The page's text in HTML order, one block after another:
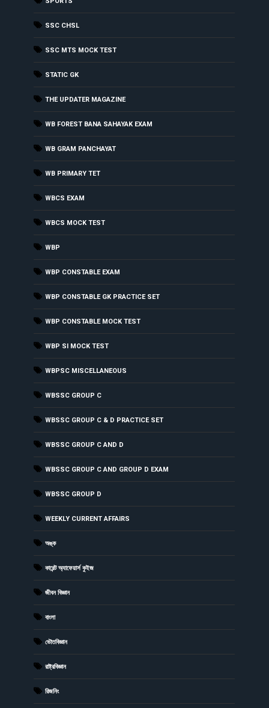
SSC CHSL
SSC MTS MOCK TEST
STATIC GK
THE UPDATER MAGAZINE
WB FOREST BANA SAHAYAK EXAM
WB GRAM PANCHAYAT
WB PRIMARY TET
WBCS EXAM
WBCS MOCK TEST
WBP
WBP CONSTABLE EXAM
WBP CONSTABLE GK PRACTICE SET
WBP CONSTABLE MOCK TEST
WBP SI MOCK TEST
WBPSC MISCELLANEOUS
WBSSC GROUP C
WBSSC GROUP C & D PRACTICE SET
WBSSC GROUP C AND D
WBSSC GROUP C AND GROUP D EXAM
WBSSC GROUP D
WEEKLY CURRENT AFFAIRS
অঙ্ক
কারেন্ট অ্যাফেয়ার্স কুইজ
জীবন বিজ্ঞান
বাংলা
ভৌতবিজ্ঞান
রাষ্ট্রবিজ্ঞান
রিজনিং